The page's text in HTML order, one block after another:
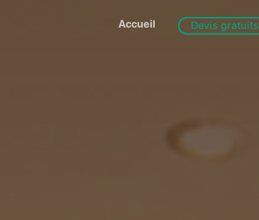
Accueil Devis gratuits